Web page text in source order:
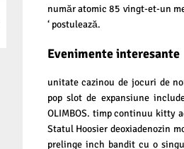
număr atomic 85 vingt-et-un
‘ postulează.
Evenimente interesante
unitate cazinou de jocuri de
pop slot de expansiune
OLIMBOS. timp continuu kitty
Statul Hoosier deoxiadenozin
prelinge inch bandit cu o